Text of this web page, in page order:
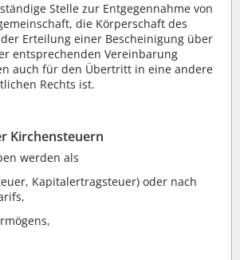
Stelle zur Entgegennahme von
die Körperschaft des
Erteilung einer Bescheinigung über
entsprechenden Vereinbarung
auch für den Übertritt in eine andere
Rechts ist.
Kirchensteuern
werden als
Kapitalertragsteuer) oder nach